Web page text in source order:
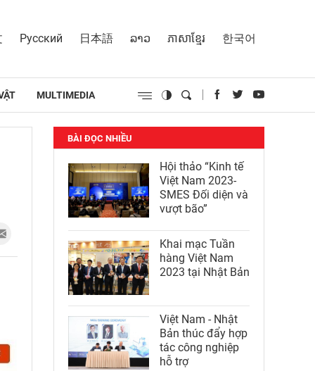
Русский 日本語 ລາວ ភាសាខ្មែរ 한국어
MULTIMEDIA
BÀI ĐỌC NHIỀU
Hội thảo “Kinh tế
Việt Nam 2023-
SMES Đối diện và
vượt bão”
Khai mạc Tuần
hàng Việt Nam
2023 tại Nhật Bản
Việt Nam - Nhật
Bản thúc đẩy hợp
tác công nghiệp
hỗ trợ